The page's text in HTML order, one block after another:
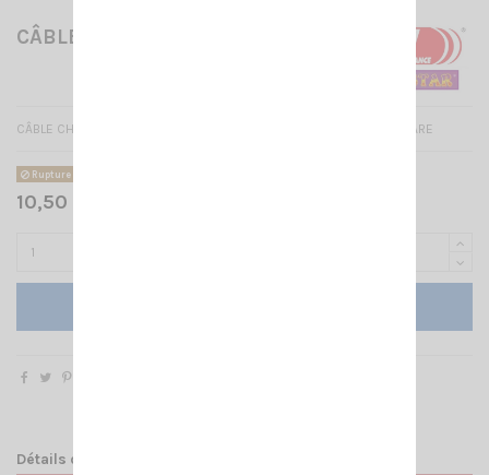
CÂBLE CHARGEUR CRT 4CF
CÂBLE CHARGEUR VOITURE POUR CRT 4CF AVEC PRISE ALLUME CIGARE
Rupture de stock
10,50 € TTC
Détails du produit